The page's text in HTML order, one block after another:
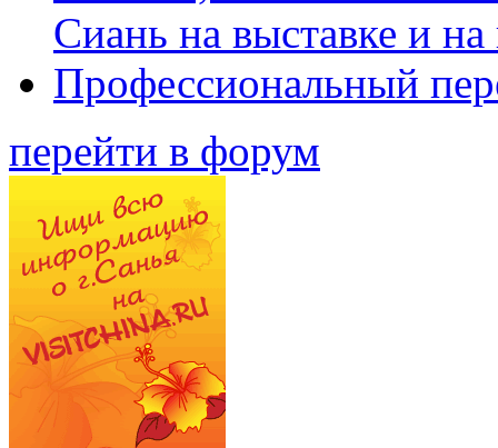
Сиань на выставке и
Профессиональный
перейти в форум